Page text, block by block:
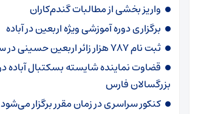
واریز بخشی از مطالبات گندم‌کاران
برگزاری دوره آموزشی ویژه اربعین در آباده
ثبت نام ۷۸۷ هزار زائر اربعین حسینی در سامانه سماح
قضاوت نماینده شایسته بسکتبال آباده
بزرگسالان فارس
کنکور سراسری در زمان مقرر برگزار می‌شود